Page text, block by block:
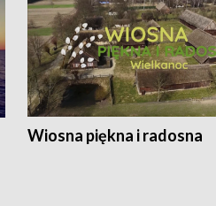
Wiosna piękna i radosna